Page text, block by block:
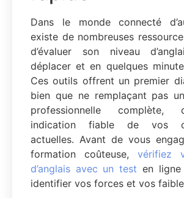
Dans le monde connecté
existe de nombreuses
d’évaluer son niveau
déplacer et en quelques
Ces outils offrent un premier
bien que ne remplaçant pas
professionnelle complète,
indication fiable de vos
actuelles. Avant de vous
formation coûteuse, vérifiez
d’anglais avec un test en
identifier vos forces et vos